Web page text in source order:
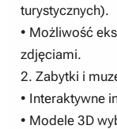
turystycznych).
• Możliwość
zdjęciami.
2. Zabytki i
• Interaktywne
• Modele 3D